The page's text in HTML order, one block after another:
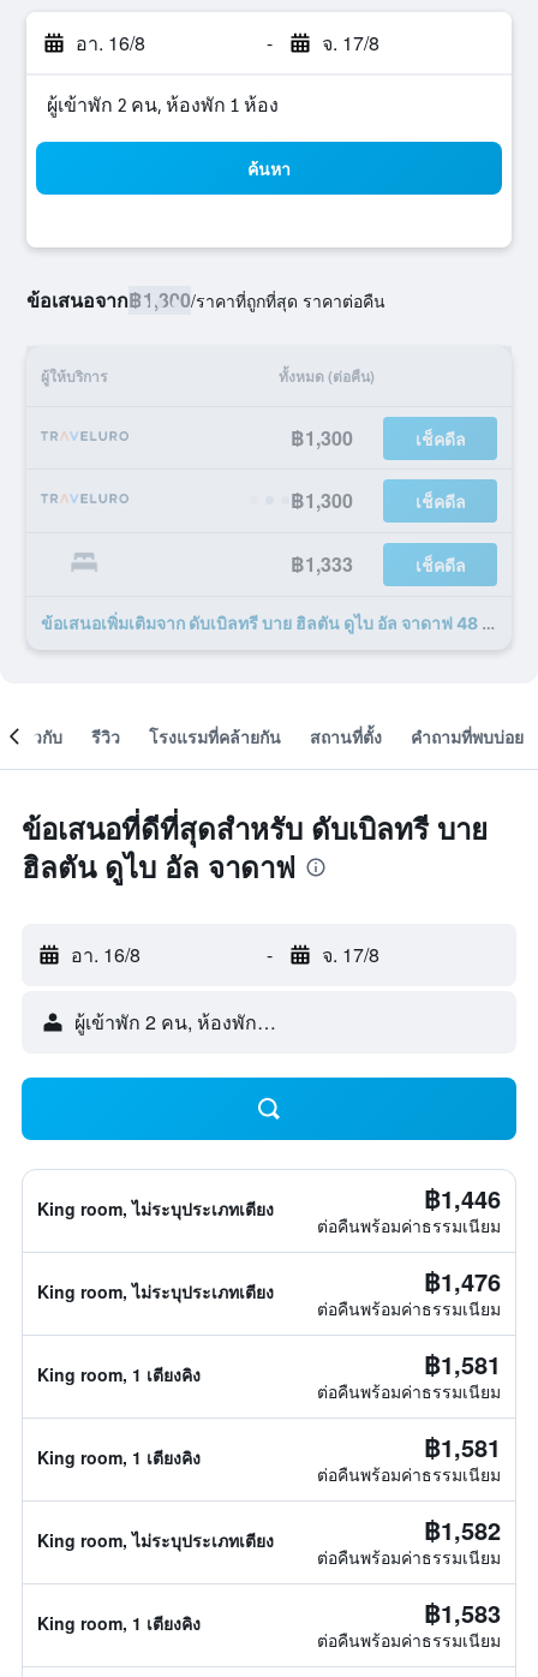
อา. 16/8 - จ. 17/8
ผู้เข้าพัก 2 คน, ห้องพัก 1 ห้อง
ค้นหา
ข้อเสนอจาก฿1,300/ราคาที่ถูกที่สุด ราคาต่อคืน
ผู้ให้บริการ ทั้งหมด (ต่อคืน)
฿1,300 เช็คดีล
฿1,300 เช็คดีล
฿1,333 เช็คดีล
ข้อเสนอเพิ่มเติมจาก ดับเบิลทรี บาย ฮิลตัน ดูไบ อัล จาดาฟ 48 รายการ
เกี่ยวกับ รีวิว โรงแรมที่คล้ายกัน สถานที่ตั้ง คำถามที่พบบ่อย
ข้อเสนอที่ดีที่สุดสำหรับ ดับเบิลทรี บาย
ฮิลตัน ดูไบ อัล จาดาฟ
อา. 16/8 - จ. 17/8
ผู้เข้าพัก 2 คน, ห้องพัก 1 ห้อง
King room, ไม่ระบุประเภทเตียง ฿1,446
ต่อคืนพร้อมค่าธรรมเนียม
King room, ไม่ระบุประเภทเตียง ฿1,476
ต่อคืนพร้อมค่าธรรมเนียม
King room, 1 เตียงคิง ฿1,581
ต่อคืนพร้อมค่าธรรมเนียม
King room, 1 เตียงคิง ฿1,581
ต่อคืนพร้อมค่าธรรมเนียม
King room, ไม่ระบุประเภทเตียง ฿1,582
ต่อคืนพร้อมค่าธรรมเนียม
King room, 1 เตียงคิง ฿1,583
ต่อคืนพร้อมค่าธรรมเนียม